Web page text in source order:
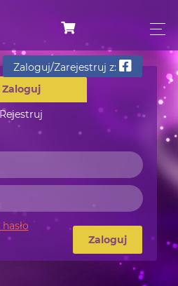
Zaloguj
Rejestruj
Zaloguj/Zarejestruj z:
Zaloguj